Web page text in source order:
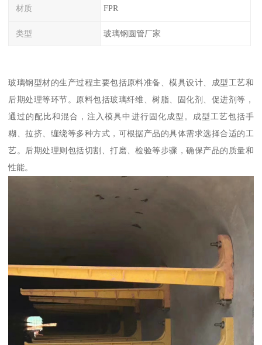
材质 FPR
类型 玻璃钢圆管厂家
玻璃钢型材的生产过程主要包括原料准备、模具设计、成型工艺和
后期处理等环节。原料包括玻璃纤维、树脂、固化剂、促进剂等，
通过的配比和混合，注入模具中进行固化成型。成型工艺包括手
糊、拉挤、缠绕等多种方式，可根据产品的具体需求选择合适的工
艺。后期处理则包括切割、打磨、检验等步骤，确保产品的质量和
性能。